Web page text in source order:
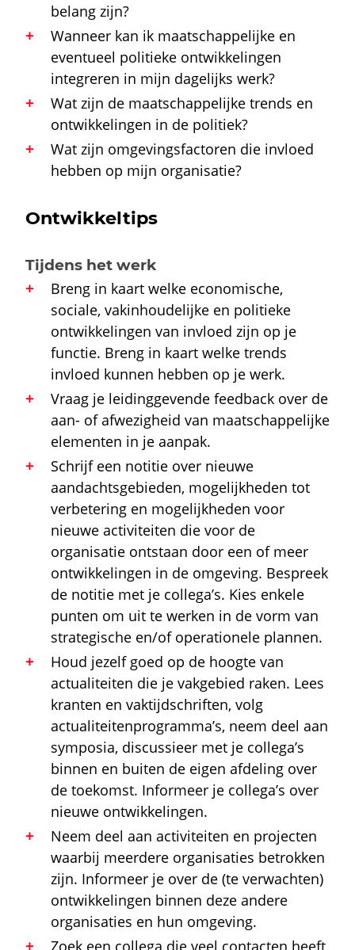
belang zijn?
Wanneer kan ik maatschappelijke en
eventueel politieke ontwikkelingen
integreren in mijn dagelijks werk?
Wat zijn de maatschappelijke trends en
ontwikkelingen in de politiek?
Wat zijn omgevingsfactoren die invloed
hebben op mijn organisatie?
Ontwikkeltips
Tijdens het werk
Breng in kaart welke economische,
sociale, vakinhoudelijke en politieke
ontwikkelingen van invloed zijn op je
functie. Breng in kaart welke trends
invloed kunnen hebben op je werk.
Vraag je leidinggevende feedback over de
aan- of afwezigheid van maatschappelijke
elementen in je aanpak.
Schrijf een notitie over nieuwe
aandachtsgebieden, mogelijkheden tot
verbetering en mogelijkheden voor
nieuwe activiteiten die voor de
organisatie ontstaan door een of meer
ontwikkelingen in de omgeving. Bespreek
de notitie met je collega’s. Kies enkele
punten om uit te werken in de vorm van
strategische en/of operationele plannen.
Houd jezelf goed op de hoogte van
actualiteiten die je vakgebied raken. Lees
kranten en vaktijdschriften, volg
actualiteitenprogramma’s, neem deel aan
symposia, discussieer met je collega’s
binnen en buiten de eigen afdeling over
de toekomst. Informeer je collega’s over
nieuwe ontwikkelingen.
Neem deel aan activiteiten en projecten
waarbij meerdere organisaties betrokken
zijn. Informeer je over de (te verwachten)
ontwikkelingen binnen deze andere
organisaties en hun omgeving.
Zoek een collega die veel contacten heeft